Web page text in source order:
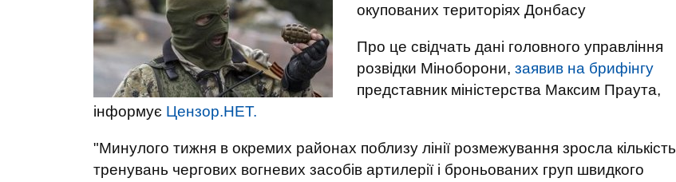
окупованих територіях Донбасу
Про це свідчать дані головного управління
розвідки Міноборони, заявив на брифінгу
представник міністерства Максим Праута,
інформує Цензор.НЕТ.
"Минулого тижня в окремих районах поблизу лінії розмежування зросла кількість
тренувань чергових вогневих засобів артилерії і броньованих груп швидкого